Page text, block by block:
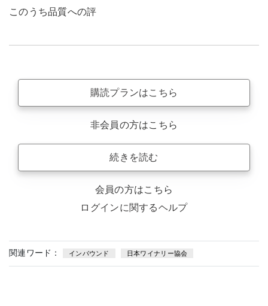
このうち品質への評
購読プランはこちら
非会員の方はこちら
続きを読む
会員の方はこちら
ログインに関するヘルプ
関連ワード： インバウンド 日本ワイナリー協会